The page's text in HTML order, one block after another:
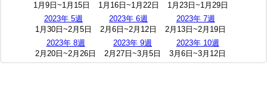
1月9日~1月15日
1月16日~1月22日
1月23日~1月29日
2023年 5週
1月30日~2月5日
2023年 6週
2月6日~2月12日
2023年 7週
2月13日~2月19日
2023年 8週
2月20日~2月26日
2023年 9週
2月27日~3月5日
2023年 10週
3月6日~3月12日